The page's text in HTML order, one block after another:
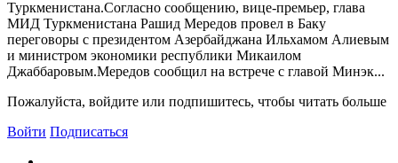
Туркменистана.Согласно сообщению, вице-премьер, глава
МИД Туркменистана Рашид Мередов провел в Баку
переговоры с президентом Азербайджана Ильхамом Алиевым
и министром экономики республики Микаилом
Джаббаровым.Мередов сообщил на встрече с главой Минэк...
Пожалуйста, войдите или подпишитесь, чтобы читать больше
Войти Подписаться